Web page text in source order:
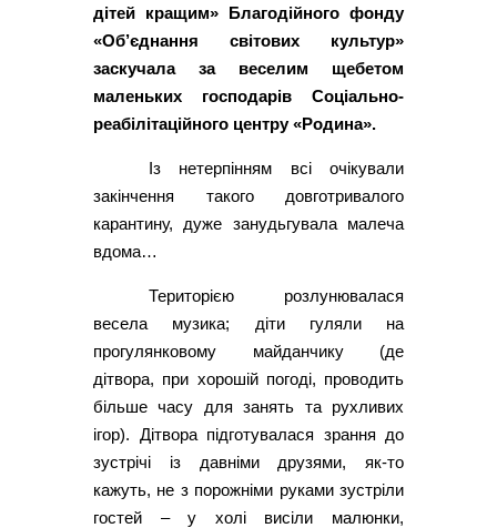
дітей кращим» Благодійного фонду
«Об’єднання світових культур»
заскучала за веселим щебетом
маленьких господарів Соціально-
реабілітаційного центру «Родина».
Із нетерпінням всі очікували
закінчення такого довготривалого
карантину, дуже занудьгувала малеча
вдома…
Територією розлунювалася
весела музика; діти гуляли на
прогулянковому майданчику (де
дітвора, при хорошій погоді, проводить
більше часу для занять та рухливих
ігор). Дітвора підготувалася зрання до
зустрічі із давніми друзями, як-то
кажуть, не з порожніми руками зустріли
гостей – у холі висіли малюнки,